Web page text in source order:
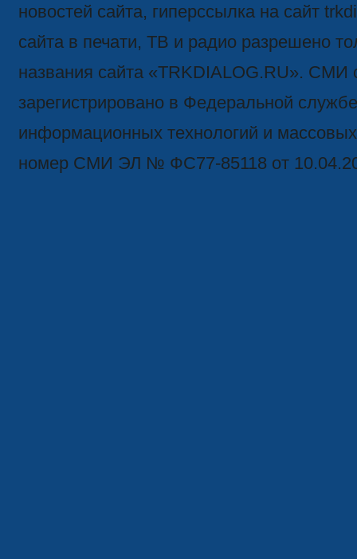
новостей сайта, гиперссылка на сайт
сайта в печати, ТВ и радио разрешено
названия сайта «TRKDIALOG.RU». СМИ
зарегистрировано в Федеральной
информационных технологий и
номер СМИ ЭЛ № ФС77-85118 от